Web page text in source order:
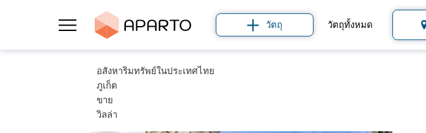
วัตถุ วัตถุทั้งหมด
อสังหาริมทรัพย์ในประเทศไทย
ภูเก็ต
ขาย
วิลล่า